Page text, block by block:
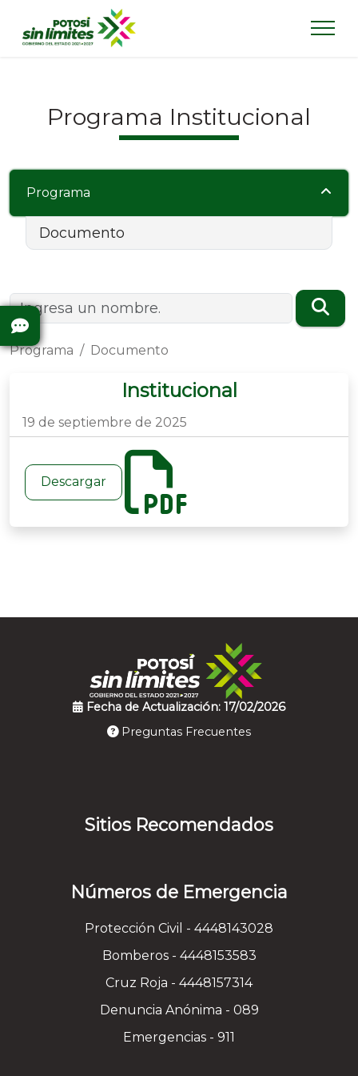
Programa Institucional
Programa
Documento
Programa Documento
Institucional
19 de septiembre de 2025
Descargar
Fecha de Actualización: 17/02/2026
Preguntas Frecuentes
Sitios Recomendados
Números de Emergencia
Protección Civil - 4448143028
Bomberos - 4448153583
Cruz Roja - 4448157314
Denuncia Anónima - 089
Emergencias - 911